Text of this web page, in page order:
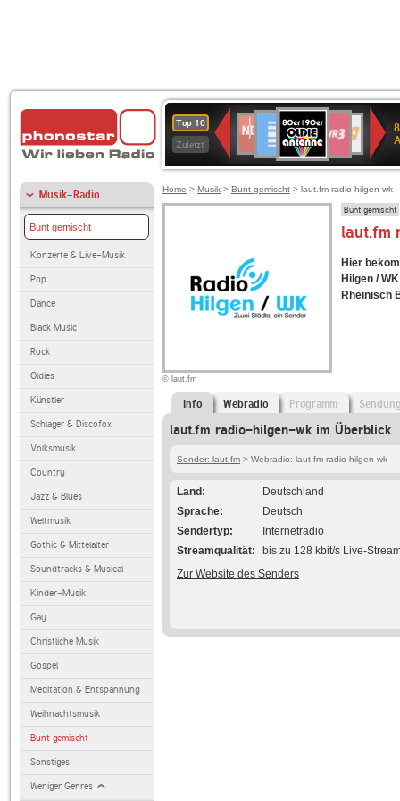
Top 10
Zuletzt
Deutschlandfunk
80er
90er
OLDIE
ANTENNE
SWR3
SWR
Kultur
NDR
2
Musik-Radio
Bunt gemischt
Konzerte & Live-Musik
Pop
Dance
Black Music
Rock
Oldies
Künstler
Schlager & Discofox
Volksmusik
Country
Jazz & Blues
Weltmusik
Gothic & Mittelalter
Soundtracks & Musical
Kinder-Musik
Gay
Christliche Musik
Gospel
Meditation & Entspannung
Weihnachtsmusik
Bunt gemischt
Sonstiges
Weniger Genres
Home > Musik > Bunt gemischt > laut.fm radio-hilgen-wk
© laut.fm
Bunt gemischt
laut.fm
Hier
Hilgen /
Rheinisch
Info Webradio Programm
laut.fm radio-hilgen-wk im Überblick
Sender: laut.fm > Webradio: laut.fm radio-hilgen-wk
Land
Deutschland
Sprache
Deutsch
Sendertyp
Internetradio
Streamqualität
bis zu 128 kbit/s Live-
Zur Website des Senders